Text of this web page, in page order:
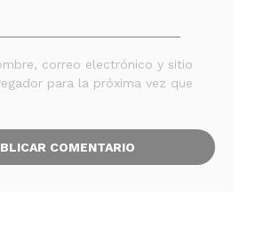
correo electrónico y sitio
para la próxima vez que